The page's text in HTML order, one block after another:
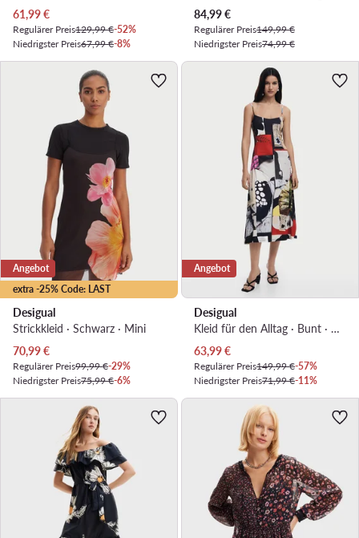
Aktueller Preis
61,99€
Regulärer Preis129,99 €-52%
Niedrigster Preis67,99 €-8%
Aktueller Preis
84,99€
Regulärer Preis149,99 €
Niedrigster Preis74,99 €
extra -25% Code: LAST
Angebot
Desigual
Strickkleid · Schwarz · Mini
Aktueller Preis
70,99€
Regulärer Preis99,99 €-29%
Niedrigster Preis75,99 €-6%
Angebot
Desigual
Kleid für den Alltag · Bunt · Midi
Aktueller Preis
63,99€
Regulärer Preis149,99 €-57%
Niedrigster Preis71,99 €-11%